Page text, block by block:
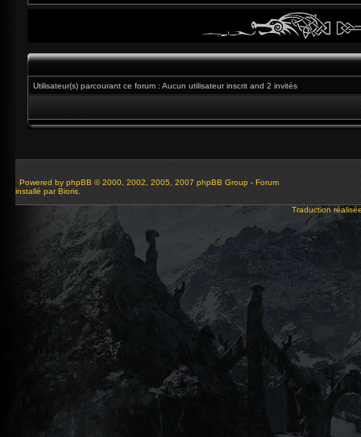
Utilisateur(s) parcourant ce forum : Aucun utilisateur inscrit and 2 invités
Powered by phpBB © 2000, 2002, 2005, 2007 phpBB Group - Forum
installé par Bioris.
Traduction